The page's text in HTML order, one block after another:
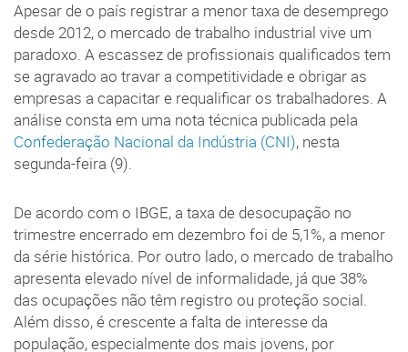
Apesar de o país registrar a menor taxa de desemprego
desde 2012, o mercado de trabalho industrial vive um
paradoxo. A escassez de profissionais qualificados tem
se agravado ao travar a competitividade e obrigar as
empresas a capacitar e requalificar os trabalhadores. A
análise consta em uma nota técnica publicada pela
Confederação Nacional da Indústria (CNI), nesta
segunda-feira (9).
De acordo com o IBGE, a taxa de desocupação no
trimestre encerrado em dezembro foi de 5,1%, a menor
da série histórica. Por outro lado, o mercado de trabalho
apresenta elevado nível de informalidade, já que 38%
das ocupações não têm registro ou proteção social.
Além disso, é crescente a falta de interesse da
população, especialmente dos mais jovens, por